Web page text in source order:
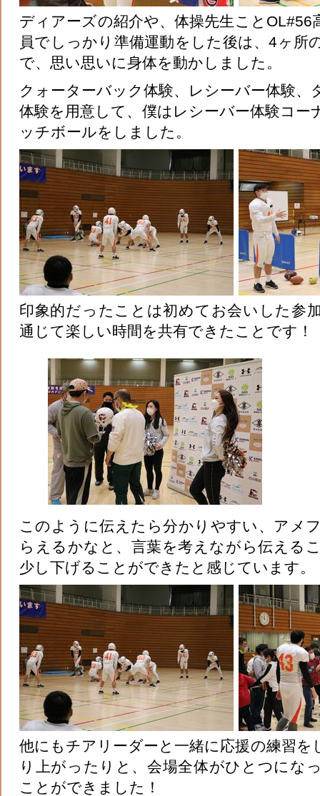
ディアーズの紹介や、体操先生ことOL#56
員でしっかり準備運動をした後は、4ヶ所
で、思い思いに身体を動かしました。
クォーターバック体験、レシーバー体験、
体験を用意して、僕はレシーバー体験コー
ッチボールをしました。
印象的だったことは初めてお会いした参
通じて楽しい時間を共有できたことです！
このように伝えたら分かりやすい、アメ
らえるかなと、言葉を考えながら伝える
少し下げることができたと感じています。
他にもチアリーダーと一緒に応援の練習を
り上がったりと、会場全体がひとつにな
ことができました！